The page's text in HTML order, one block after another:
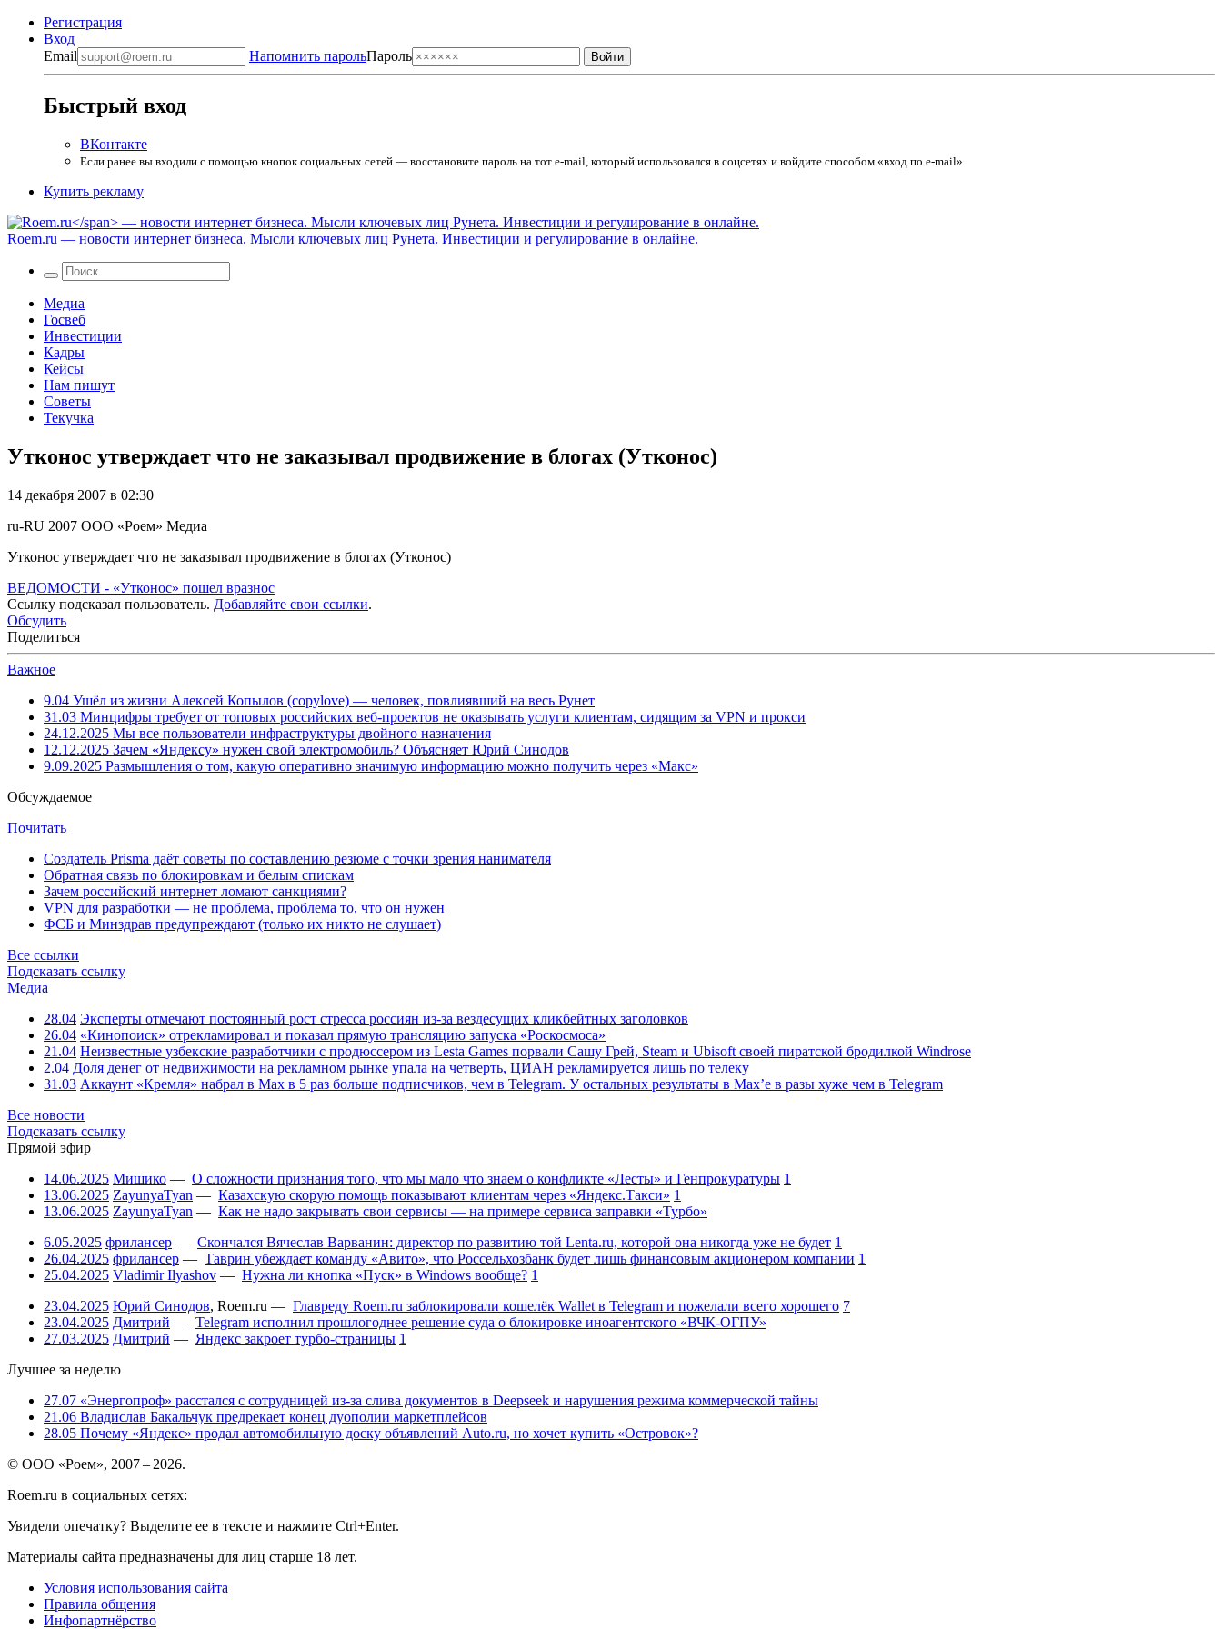
Регистрация
Вход
Email
Напомнить парольПароль
Быстрый вход
ВКонтакте
Если ранее вы входили с помощью кнопок социальных сетей — восстановите пароль на тот e-mail, который использовался в соцсетях и войдите способом «вход по e-mail».
Купить рекламу
Roem.ru — новости интернет бизнеса. Мысли ключевых лиц Рунета. Инвестиции и регулирование в онлайне.
Медиа
Госвеб
Инвестиции
Кадры
Кейсы
Нам пишут
Советы
Текучка
Утконос утверждает что не заказывал продвижение в блогах (Утконос)
14 декабря 2007 в 02:30
ru-RU 2007 ООО «Роем» Медиа
Утконос утверждает что не заказывал продвижение в блогах (Утконос)
ВЕДОМОСТИ - «Утконос» пошел вразнос
Ссылку подсказал пользователь. Добавляйте свои ссылки.
Обсудить
Поделиться
Важное
9.04 Ушёл из жизни Алексей Копылов (copylove) — человек, повлиявший на весь Рунет
31.03 Минцифры требует от топовых российских веб-проектов не оказывать услуги клиентам, сидящим за VPN и прокси
24.12.2025 Мы все пользователи инфраструктуры двойного назначения
12.12.2025 Зачем «Яндексу» нужен свой электромобиль? Объясняет Юрий Синодов
9.09.2025 Размышления о том, какую оперативно значимую информацию можно получить через «Макс»
Обсуждаемое
Почитать
Создатель Prisma даёт советы по составлению резюме с точки зрения нанимателя
Обратная связь по блокировкам и белым спискам
Зачем российский интернет ломают санкциями?
VPN для разработки — не проблема, проблема то, что он нужен
ФСБ и Минздрав предупреждают (только их никто не слушает)
Все ссылки
Подсказать ссылку
Медиа
28.04 Эксперты отмечают постоянный рост стресса россиян из-за вездесущих кликбейтных заголовков
26.04 «Кинопоиск» отрекламировал и показал прямую трансляцию запуска «Роскосмоса»
21.04 Неизвестные узбекские разработчики с продюссером из Lesta Games порвали Сашу Грей, Steam и Ubisoft своей пиратской бродилкой Windrose
2.04 Доля денег от недвижимости на рекламном рынке упала на четверть, ЦИАН рекламируется лишь по телеку
31.03 Аккаунт «Кремля» набрал в Max в 5 раз больше подписчиков, чем в Telegram. У остальных результаты в Max’е в разы хуже чем в Telegram
Все новости
Подсказать ссылку
Прямой эфир
14.06.2025 Мишико — О сложности признания того, что мы мало что знаем о конфликте «Лесты» и Генпрокуратуры 1
13.06.2025 ZayunyaTyan — Казахскую скорую помощь показывают клиентам через «Яндекс.Такси» 1
13.06.2025 ZayunyaTyan — Как не надо закрывать свои сервисы — на примере сервиса заправки «Турбо»
6.05.2025 фрилансер — Скончался Вячеслав Варванин: директор по развитию той Lenta.ru, которой она никогда уже не будет 1
26.04.2025 фрилансер — Таврин убеждает команду «Авито», что Россельхозбанк будет лишь финансовым акционером компании 1
25.04.2025 Vladimir Ilyashov — Нужна ли кнопка «Пуск» в Windows вообще? 1
23.04.2025 Юрий Синодов, Roem.ru — Главреду Roem.ru заблокировали кошелёк Wallet в Telegram и пожелали всего хорошего 7
23.04.2025 Дмитрий — Telegram исполнил прошлогоднее решение суда о блокировке иноагентского «ВЧК-ОГПУ»
27.03.2025 Дмитрий — Яндекс закроет турбо-страницы 1
Лучшее за неделю
27.07 «Энергопроф» расстался с сотрудницей из-за слива документов в Deepseek и нарушения режима коммерческой тайны
21.06 Владислав Бакальчук предрекает конец дуополии маркетплейсов
28.05 Почему «Яндекс» продал автомобильную доску объявлений Auto.ru, но хочет купить «Островок»?
© ООО «Роем», 2007 – 2026.
Roem.ru в социальных сетях:
Увидели опечатку? Выделите ее в тексте и нажмите Ctrl+Enter.
Материалы сайта предназначены для лиц старше 18 лет.
Условия использования сайта
Правила общения
Инфопартнёрство